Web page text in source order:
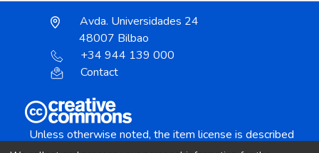
Avda. Universidades 24
48007 Bilbao
+34 944 139 000
Contact
Unless otherwise noted, the item license is described